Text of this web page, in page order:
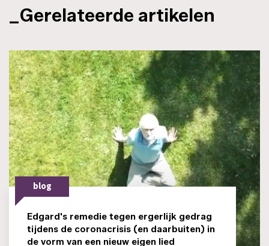
_Gerelateerde artikelen
blog
Edgard's remedie tegen ergerlijk gedrag
tijdens de coronacrisis (en daarbuiten) in
de vorm van een nieuw eigen lied